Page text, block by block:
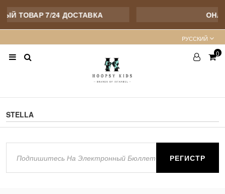
ТОВАР 7/24 ДОСТАВКА
PУССКИЙ
0
STELLA
РЕГИСТР